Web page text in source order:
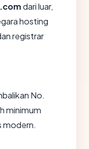
dari luar,
hosting
registrar
No.
minimum
modern.